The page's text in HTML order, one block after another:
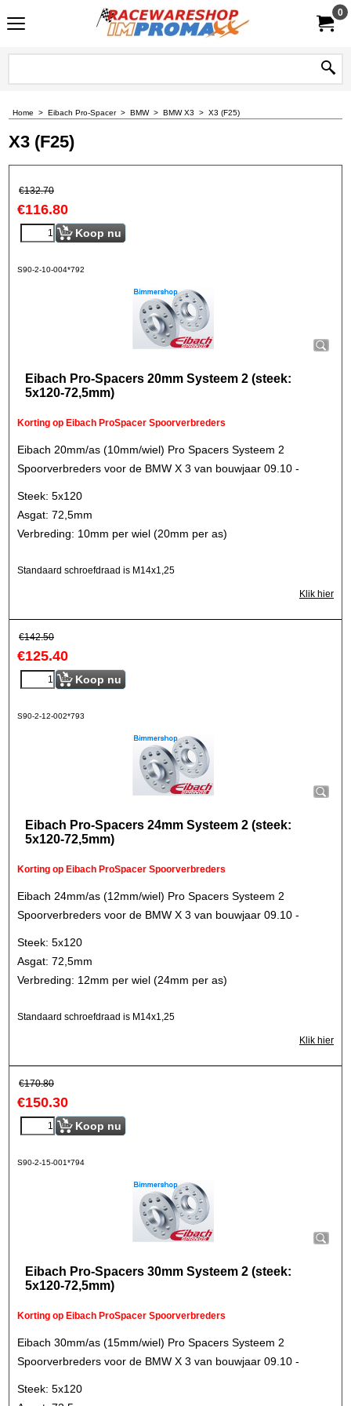
0
Home > Eibach Pro-Spacer> BMW> BMW X3 > X3 (F25)
X3 (F25)
€132.70
€116.80
Koop nu
S90-2-10-004*792
Eibach Pro-Spacers 20mm Systeem 2 (steek:
5x120-72,5mm)
Korting op Eibach ProSpacer Spoorverbreders
Eibach 20mm/as (10mm/wiel) Pro Spacers Systeem 2
Spoorverbreders voor de BMW X 3 van bouwjaar 09.10 -
Steek: 5x120
Asgat: 72,5mm
Verbreding: 10mm per wiel (20mm per as)
Standaard schroefdraad is M14x1,25
Klik hier
€142.50
€125.40
Koop nu
S90-2-12-002*793
Eibach Pro-Spacers 24mm Systeem 2 (steek:
5x120-72,5mm)
Korting op Eibach ProSpacer Spoorverbreders
Eibach 24mm/as (12mm/wiel) Pro Spacers Systeem 2
Spoorverbreders voor de BMW X 3 van bouwjaar 09.10 -
Steek: 5x120
Asgat: 72,5mm
Verbreding: 12mm per wiel (24mm per as)
Standaard schroefdraad is M14x1,25
Klik hier
€170.80
€150.30
Koop nu
S90-2-15-001*794
Eibach Pro-Spacers 30mm Systeem 2 (steek:
5x120-72,5mm)
Korting op Eibach ProSpacer Spoorverbreders
Eibach 30mm/as (15mm/wiel) Pro Spacers Systeem 2
Spoorverbreders voor de BMW X 3 van bouwjaar 09.10 -
Steek: 5x120